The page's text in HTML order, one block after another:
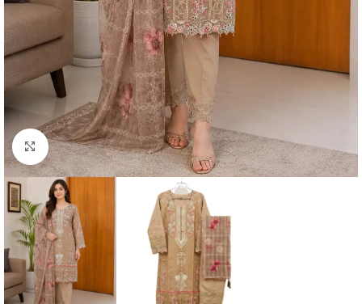
Click to enlarge